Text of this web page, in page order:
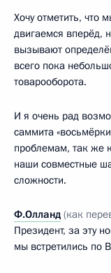
Хочу отметить, что
двигаемся вперёд,
вызывают
всего пока
товарооборота.
И я очень рад
саммита
проблемам, так же
наши совместные
сложности.
Ф.Олланд (как
Президент, за эту
мы встретились по